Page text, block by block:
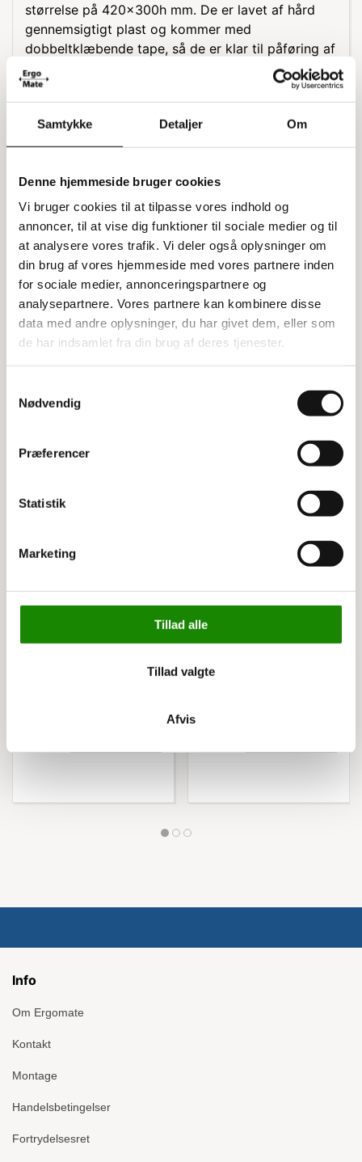
Samtykke Detaljer Om
Denne hjemmeside bruger cookies
Vi bruger cookies til at tilpasse vores indhold og
annoncer, til at vise dig funktioner til sociale medier og til
at analysere vores trafik. Vi deler også oplysninger om
din brug af vores hjemmeside med vores partnere inden
for sociale medier, annonceringspartnere og
analysepartnere. Vores partnere kan kombinere disse
data med andre oplysninger, du har givet dem, eller som
de har indsamlet fra din brug af deres tjenester.
Nødvendig
Præferencer
Statistik
Marketing
Tillad alle
Tillad valgte
Afvis
størrelse på 420x300h mm. De er lavet af hård
gennemsigtigt plast og kommer med
dobbeltklæbende tape, så de er klar til påføring af
selvklæbende tal og bogstaver. Du kan finde tal
og bogstaver under relaterede varer.
Materiale og montering
hvilket gør dem holdbare og lette at rengøre. Den
dobbeltklæbende tape sikrer, at skiltene nemt kan
monteres på forskellige overflader uden besvær.
Specifikationer:
Mål: 420x300h mm
Materiale: Hård gennemsigtigt plast
Montering: Dobbeltklæbende tape
Selvklæbende tal og
Selvklæbende tal og
bogstaver 28x50mm
55,00 kr
68,75 kr inkl. moms
Info
Om Ergomate
Kontakt
Montage
Handelsbetingelser
Fortrydelsesret